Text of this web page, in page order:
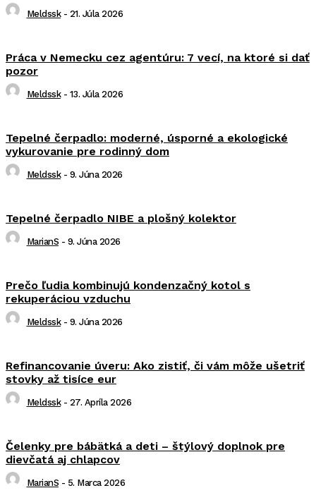
Meldssk - 21. Júla 2026
Práca v Nemecku cez agentúru: 7 vecí, na ktoré si dať
pozor
Meldssk - 13. Júla 2026
Tepelné čerpadlo: moderné, úsporné a ekologické
vykurovanie pre rodinný dom
Meldssk - 9. Júna 2026
Tepelné čerpadlo NIBE a plošný kolektor
MarianS - 9. Júna 2026
Prečo ľudia kombinujú kondenzačný kotol s
rekuperáciou vzduchu
Meldssk - 9. Júna 2026
Refinancovanie úveru: Ako zistiť, či vám môže ušetriť
stovky až tisíce eur
Meldssk - 27. Apríla 2026
Čelenky pre bábätká a deti – štýlový doplnok pre
dievčatá aj chlapcov
MarianS - 5. Marca 2026